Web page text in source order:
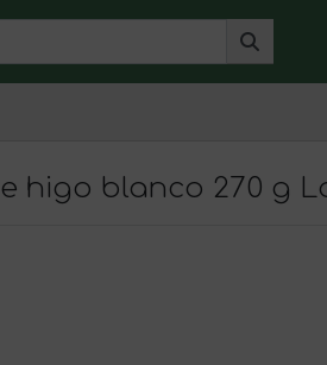
higo blanco 270 g